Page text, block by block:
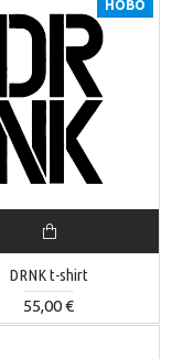
НОВО
DRNK t-shirt
55,00 €